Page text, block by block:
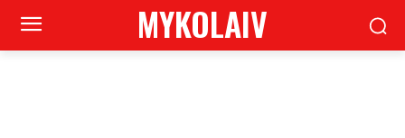
MYKOLAIV